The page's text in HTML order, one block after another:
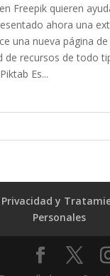
Freepik quieren
ahora una
una nueva página
de recursos de todo
Es...
y
Personales